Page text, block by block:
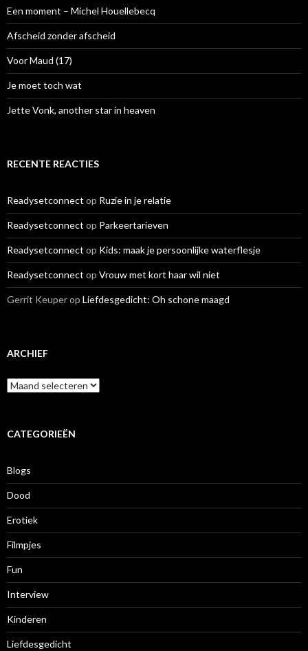
a
a
r
:
Een moment – Michel Houellebecq
Afscheid zonder afscheid
Voor Maud (17)
Je moet toch wat
Jette Vonk, another star in heaven
RECENTE REACTIES
Readysetconnect op Ruzie in je relatie
Readysetconnect op Parkeertarieven
Readysetconnect op Kids: maak je persoonlijke waterflesje
Readysetconnect op Vrouw met kort haar wil niet
Gerrit Keuperop Liefdesgedicht: Oh schone maagd
ARCHIEF
A
r
iCATEGORIEËN
Blogs
Dood
Erotiek
Filmpjes
Fun
Interview
Kinderen
Liefdesgedicht